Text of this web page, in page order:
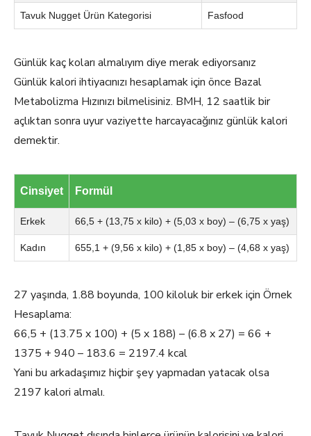
Tavuk Nugget Ürün Kategorisi Fasfood
Günlük kaç koları almalıyım diye merak ediyorsanız
Günlük kalori ihtiyacınızı hesaplamak için önce Bazal
Metabolizma Hızınızı bilmelisiniz. BMH, 12 saatlik bir
açlıktan sonra uyur vaziyette harcayacağınız günlük kalori
demektir.
Cinsiyet Formül
Erkek 66,5 + (13,75 x kilo) + (5,03 x boy) – (6,75 x yaş)
Kadın 655,1 + (9,56 x kilo) + (1,85 x boy) – (4,68 x yaş)
27 yaşında, 1.88 boyunda, 100 kiloluk bir erkek için Örnek
Hesaplama:
66,5 + (13.75 x 100) + (5 x 188) – (6.8 x 27) = 66 +
1375 + 940 – 183.6 = 2197.4 kcal
Yani bu arkadaşımız hiçbir şey yapmadan yatacak olsa
2197 kalori almalı.